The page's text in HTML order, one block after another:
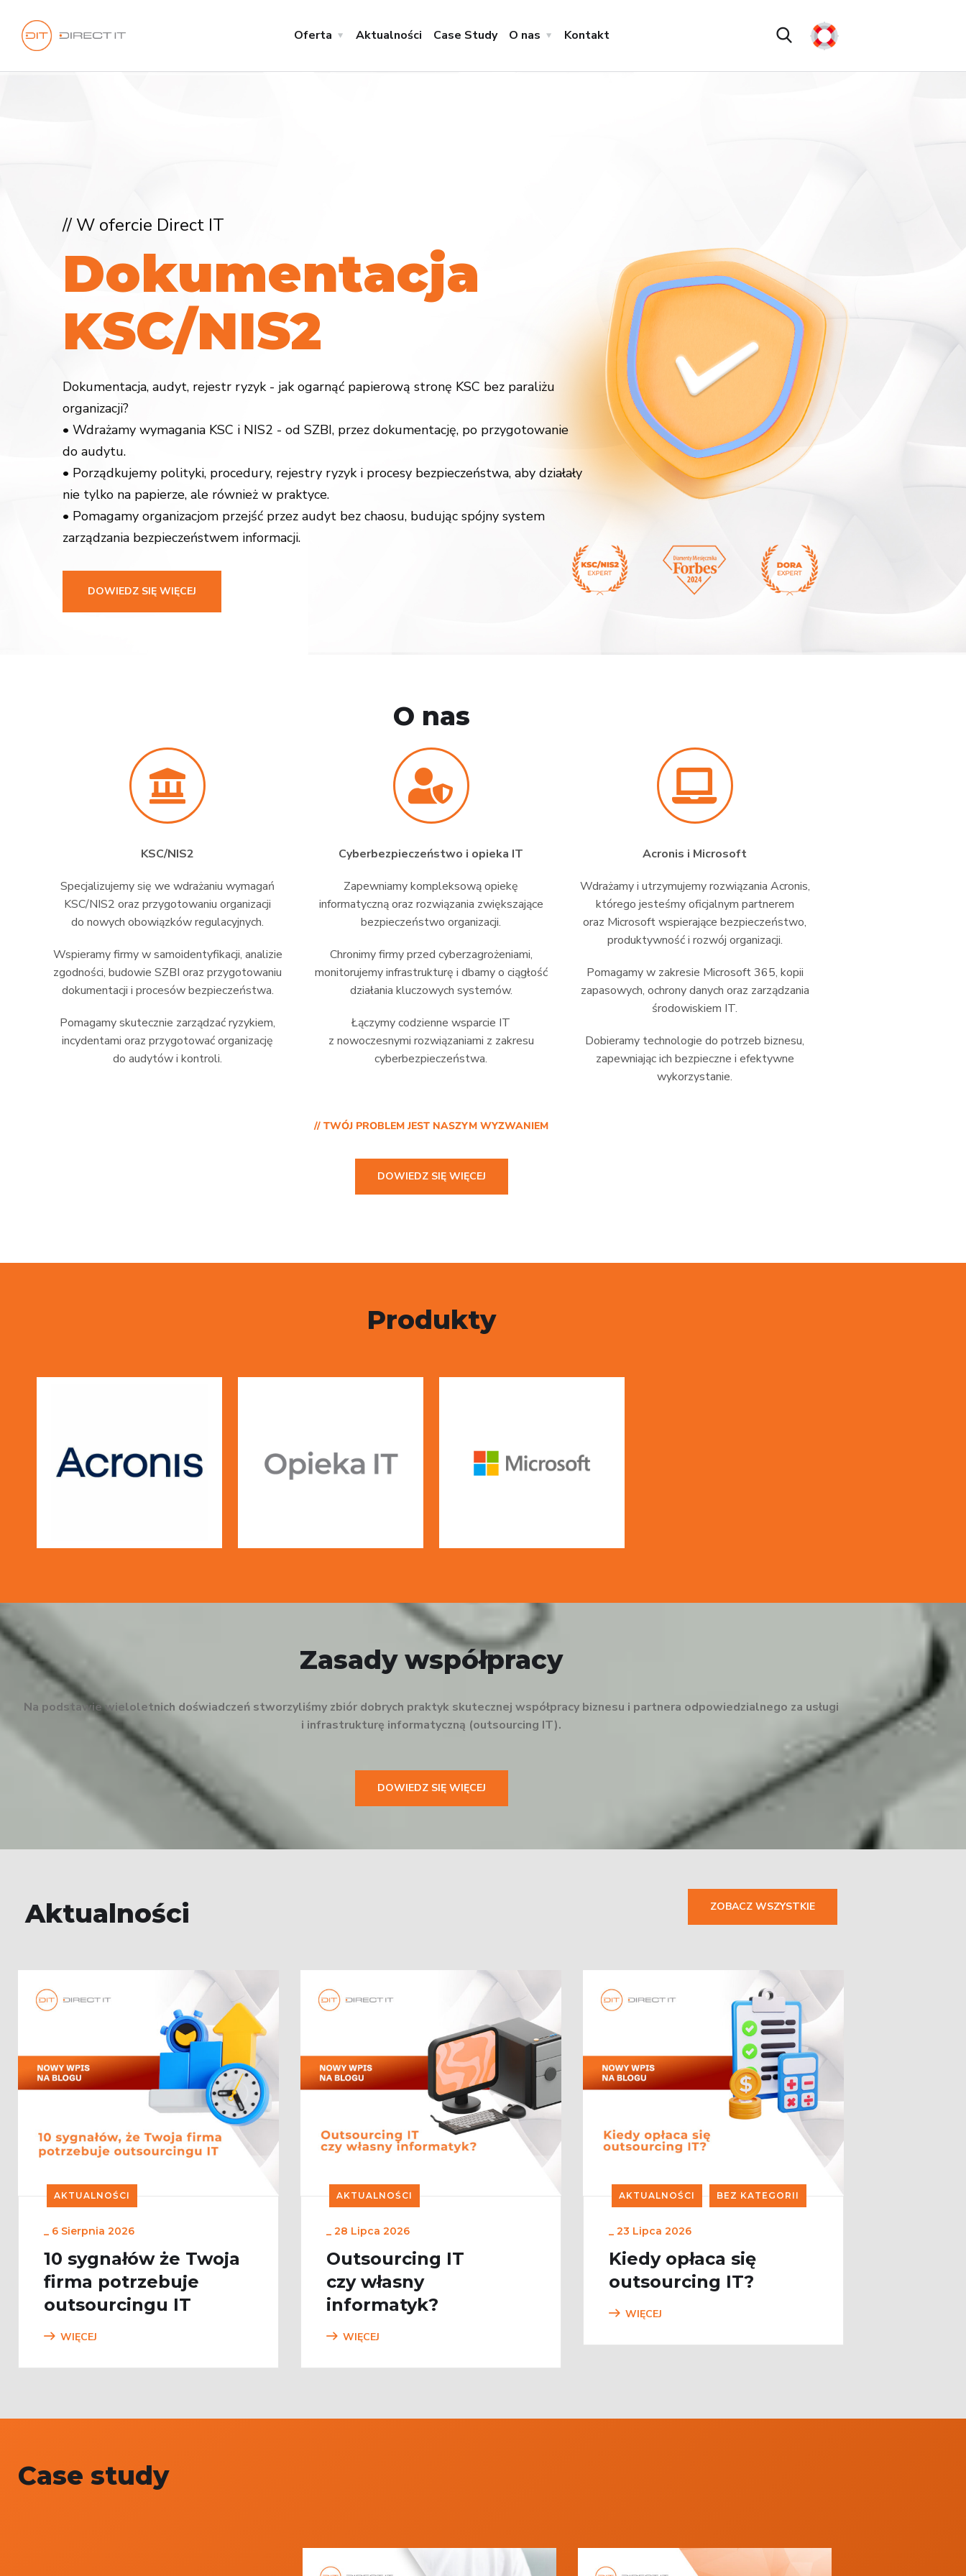
Oferta Aktualności Case Study O nas Kontakt
Dokumentacja
KSC/NIS2
Dokumentacja, audyt, rejestr ryzyk - jak ogarnąć papierową stronę KSC bez paraliżu
organizacji?
• Wdrażamy wymagania KSC i NIS2 - od SZBI, przez dokumentację, po przygotowanie
do audytu.
• Porządkujemy polityki, procedury, rejestry ryzyk i procesy bezpieczeństwa, aby działały
nie tylko na papierze, ale również w praktyce.
• Pomagamy organizacjom przejść przez audyt bez chaosu, budując spójny system
zarządzania bezpieczeństwem informacji.
// W ofercie Direct IT
DOWIEDZ SIĘ WIĘCEJ
O nas
KSC/NIS2
Specjalizujemy się we wdrażaniu wymagań
KSC/NIS2 oraz przygotowaniu organizacji
do nowych obowiązków regulacyjnych.
Wspieramy firmy w samoidentyfikacji, analizie
zgodności, budowie SZBI oraz przygotowaniu
dokumentacji i procesów bezpieczeństwa.
Pomagamy skutecznie zarządzać ryzykiem,
incydentami oraz przygotować organizację
do audytów i kontroli.
Cyberbezpieczeństwo i opieka IT
Zapewniamy kompleksową opiekę
informatyczną oraz rozwiązania zwiększające
bezpieczeństwo organizacji.
Chronimy firmy przed cyberzagrożeniami,
monitorujemy infrastrukturę i dbamy o ciągłość
działania kluczowych systemów.
Łączymy codzienne wsparcie IT
z nowoczesnymi rozwiązaniami z zakresu
cyberbezpieczeństwa.
Acronis i Microsoft
Wdrażamy i utrzymujemy rozwiązania Acronis,
którego jesteśmy oficjalnym partnerem
oraz Microsoft wspierające bezpieczeństwo,
produktywność i rozwój organizacji.
Pomagamy w zakresie Microsoft 365, kopii
zapasowych, ochrony danych oraz zarządzania
środowiskiem IT.
Dobieramy technologie do potrzeb biznesu,
zapewniając ich bezpieczne i efektywne
wykorzystanie.
// TWÓJ PROBLEM JEST NASZYM WYZWANIEM
DOWIEDZ SIĘ WIĘCEJ
Produkty
Zasady współpracy
Na podstawie wieloletnich doświadczeń stworzyliśmy zbiór dobrych praktyk skutecznej współpracy biznesu i partnera odpowiedzialnego za usługi
i infrastrukturę informatyczną (outsourcing IT).
DOWIEDZ SIĘ WIĘCEJ
Aktualności ZOBACZ WSZYSTKIE
AKTUALNOŚCI
_ 6 Sierpnia 2026
10 sygnałów że Twoja
firma potrzebuje
outsourcingu IT
WIĘCEJ
AKTUALNOŚCI
_ 28 Lipca 2026
Outsourcing IT
czy własny
informatyk?
WIĘCEJ
AKTUALNOŚCI BEZ KATEGORII
_ 23 Lipca 2026
Kiedy opłaca się
outsourcing IT?
WIĘCEJ
Case study